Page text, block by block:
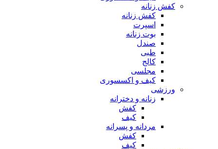
کفش زنانه
کفش زنانه
اسپرت
بوت زنانه
مجلسی
کیف و اکسسوری
ورزشی
زنانه و دخترانه
مردانه و پسرانه